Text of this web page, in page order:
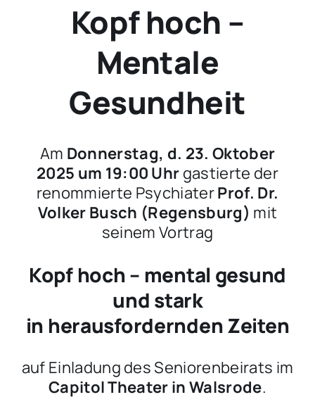
Kopf hoch –
Mentale
Gesundheit
Am Donnerstag, d. 23. Oktober
2025 um 19:00 Uhr gastierte der
renommierte PsychiaterProf. Dr.
Volker Busch (Regensburg) mit
seinem Vortrag
Kopf hoch – mental gesund
und stark
in herausfordernden Zeiten
auf Einladung des Seniorenbeirats im
Capitol Theater in Walsrode.